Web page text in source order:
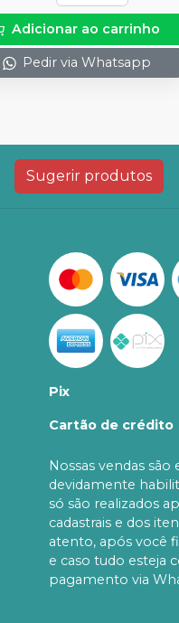
Adicionar ao carrinho
Pedir via Whatsapp
Sugerir produtos
Pix
Cartão de crédito
Nossas vendas são
devidamente
só são realizados
cadastrais e dos
atento, após você
e caso tudo esteja
pagamento via